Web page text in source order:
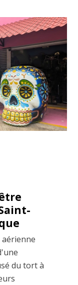
aérienne
du tort à